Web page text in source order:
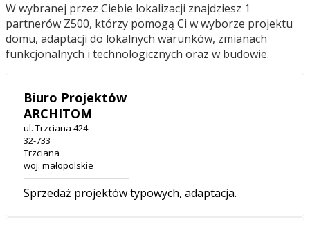
W wybranej przez Ciebie lokalizacji znajdziesz 1
partnerów Z500, którzy pomogą Ci w wyborze projektu
domu, adaptacji do lokalnych warunków, zmianach
funkcjonalnych i technologicznych oraz w budowie.
Biuro Projektów
ARCHITOM
ul. Trzciana 424
32-733
Trzciana
woj. małopolskie
Sprzedaż projektów typowych, adaptacja.